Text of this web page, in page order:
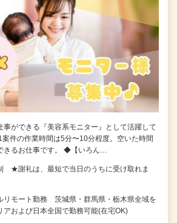
事ができる『美容系モニター』として活躍して
案件の作業時間は5分〜10分程度。空いた時間
きるお仕事です。 ◆【いろん…
★謝礼は、最短で当日のうちに受け取れま
リモート勤務 茨城県・群馬県・栃木県全域を
アおよび日本全国で勤務可能(在宅OK)